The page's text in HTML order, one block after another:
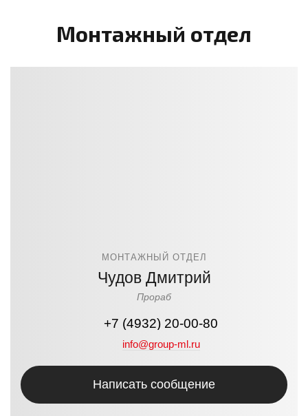
Монтажный отдел
МОНТАЖНЫЙ ОТДЕЛ
Чудов Дмитрий
Прораб
+7 (4932) 20-00-80
info@group-ml.ru
Написать сообщение